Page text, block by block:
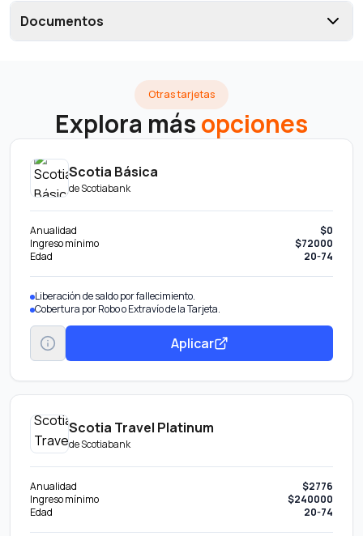
Documentos
Otras tarjetas
Explora másopciones
Scotia Básica
deScotiabank
Anualidad
$0
Ingreso mínimo
$72000
Edad
20-74
Liberación de saldo por fallecimiento.
Cobertura por Robo o Extravío de la Tarjeta.
Aplicar
Scotia Travel Platinum
deScotiabank
Anualidad
$2776
Ingreso mínimo
$240000
Edad
20-74